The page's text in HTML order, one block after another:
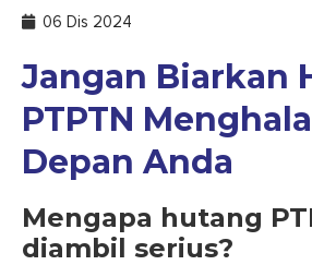
06 Dis 2024
Jangan Biarkan
PTPTN
Depan Anda
Mengapa hutang
diambil serius?